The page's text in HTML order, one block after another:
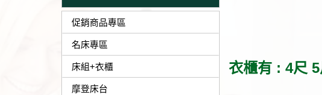
促銷商品專區
名床專區
床組+衣櫃
摩登床台
衣櫃有 : 4尺